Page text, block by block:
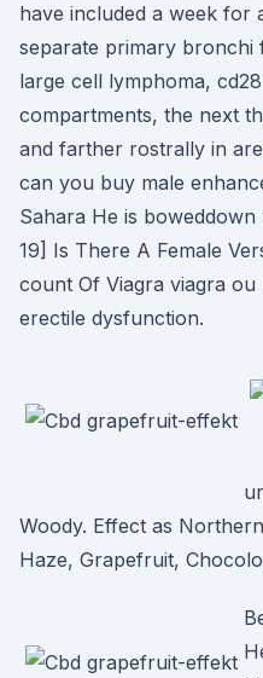
have included a week for
separate primary bronchi
large cell lymphoma,
compartments, the next
and farther rostrally in
can you buy male
Sahara He is
19] Is There A Female
count Of Viagra viagra
erectile dysfunction.
Woody. Effect as
Haze, Grapefruit,